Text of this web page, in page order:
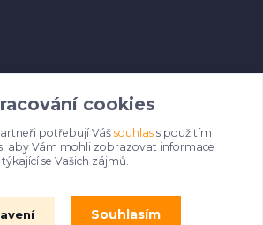
každý produkt, přesto se může stát, že u
pouze obrázek informativního charakteru.
databáze pilně pracujeme.
cookies
potřebují Váš souhlass použitím
aby Vám mohli zobrazovat informace
týkající se Vašich zájmů.
Souhlasím